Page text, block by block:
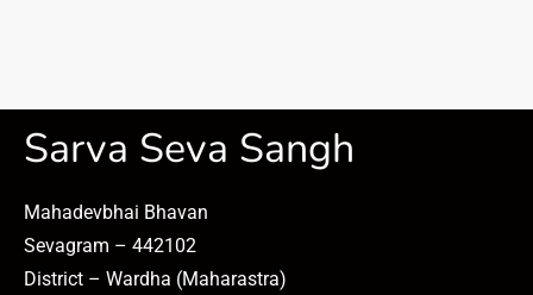
Sarva Seva Sangh
Mahadevbhai Bhavan
Sevagram – 442102
District – Wardha (Maharastra)